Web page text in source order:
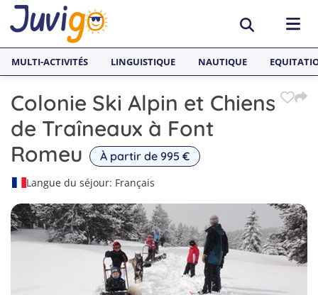
ACTIVITÉS
Multi-activités
Sports nautiques
PAYS
Espagne
France
Malte
SÉJOURS LINGUISTIQUES
Séjours Linguistiques Juvigo
Anglais
MULTI-ACTIVITÉS LINGUISTIQUE NAUTIQUE
Colonie Ski Alpin et Chiens
de Traîneaux à Font
Romeu
À partir de 995 €
Langue du séjour: Français